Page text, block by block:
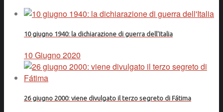
10 giugno 1940: la dichiarazione di guerra dell'Italia
10 Giugno 2020
26 giugno 2000: viene divulgato il terzo segreto di Fátima